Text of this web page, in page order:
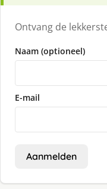
Ontvang de
Naam (optioneel)
E-mail
Aanmelden